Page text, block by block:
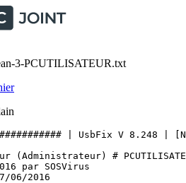
3-PCUTILISATEUR.txt
| UsbFix V 8.248 |
#
par SOSVirus
06/2016